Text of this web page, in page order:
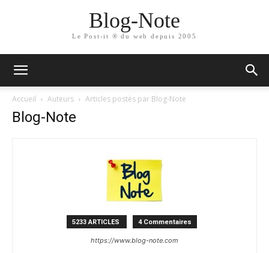
Blog-Note
Le Post-it ® du web depuis 2005
Accueil Auteurs Articles postés par Blog-Note
Blog-Note
5233 ARTICLES 4 Commentaires
https://www.blog-note.com